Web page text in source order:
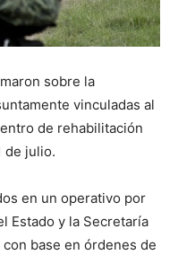
sobre la
vinculadas al
de rehabilitación
de julio.
en un operativo por
Estado y la Secretaría
base en órdenes de